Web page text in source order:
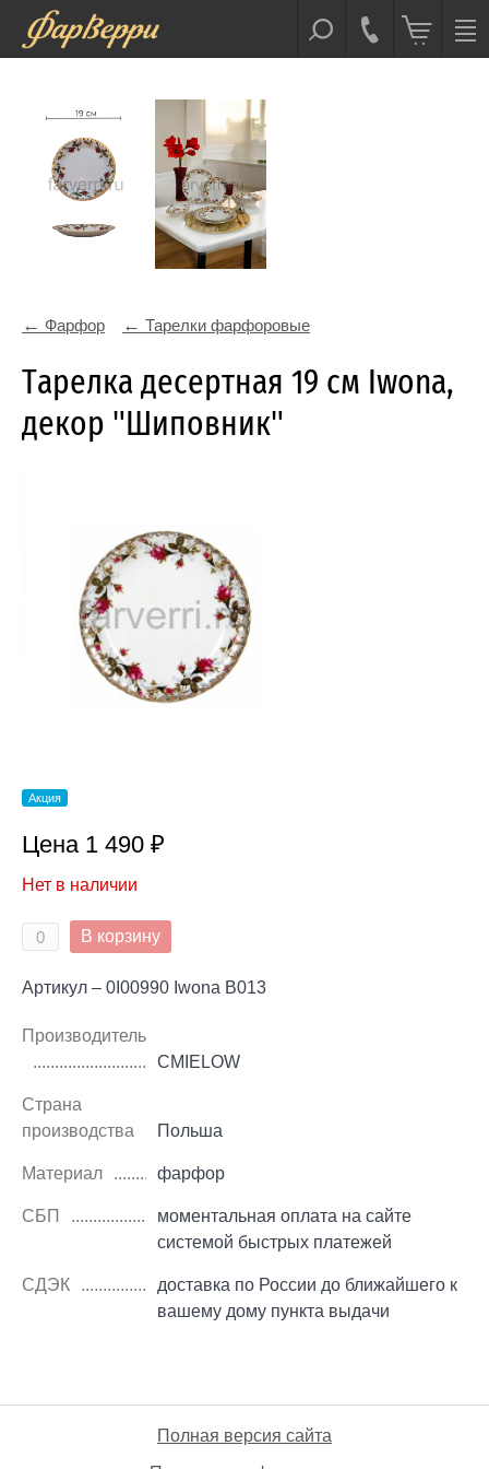
Фарфор Тарелки фарфоровые
Тарелка десертная 19 см Iwona,
декор "Шиповник"
Акция
Цена 1 490 ₽
Нет в наличии
В корзину
Артикул – 0I00990 Iwona B013
Производитель
CMIELOW
Страна
производства
Польша
Материал фарфор
СБП
моментальная оплата на сайте
системой быстрых платежей
СДЭК
доставка по России до ближайшего к
вашему дому пункта выдачи
Полная версия сайта